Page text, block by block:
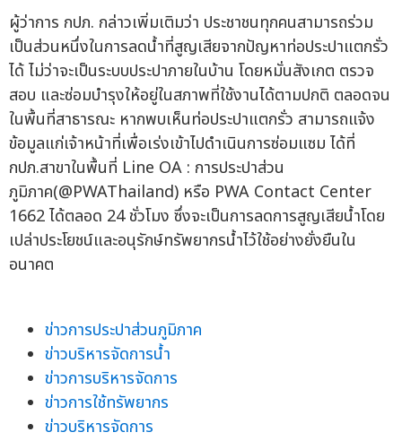
ผู้ว่าการ กปภ. กล่าวเพิ่มเติมว่า ประชาชนทุกคนสามารถร่วม
เป็นส่วนหนึ่งในการลดน้ำที่สูญเสียจากปัญหาท่อประปาแตกรั่ว
ได้ ไม่ว่าจะเป็นระบบประปาภายในบ้าน โดยหมั่นสังเกต ตรวจ
สอบ และซ่อมบำรุงให้อยู่ในสภาพที่ใช้งานได้ตามปกติ ตลอดจน
ในพื้นที่สาธารณะ หากพบเห็นท่อประปาแตกรั่ว สามารถแจ้ง
ข้อมูลแก่เจ้าหน้าที่เพื่อเร่งเข้าไปดำเนินการซ่อมแซม ได้ที่
กปภ.สาขาในพื้นที่ Line OA : การประปาส่วน
ภูมิภาค(@PWAThailand) หรือ PWA Contact Center
1662 ได้ตลอด 24 ชั่วโมง ซึ่งจะเป็นการลดการสูญเสียน้ำโดย
เปล่าประโยชน์และอนุรักษ์ทรัพยากรน้ำไว้ใช้อย่างยั่งยืนใน
อนาคต
ข่าวการประปาส่วนภูมิภาค
ข่าวบริหารจัดการน้ำ
ข่าวการบริหารจัดการ
ข่าวการใช้ทรัพยากร
ข่าวบริหารจัดการ